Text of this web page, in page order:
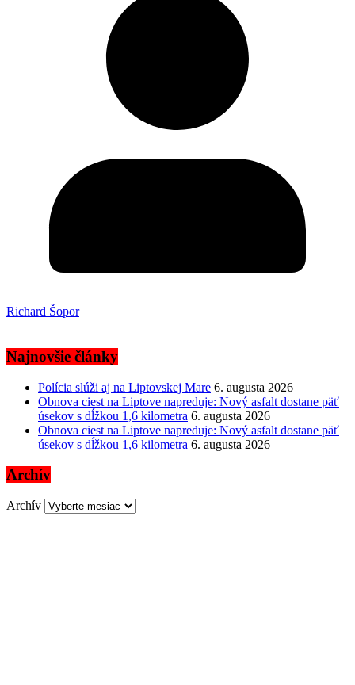
Richard Šopor
Najnovšie články
Polícia slúži aj na Liptovskej Mare 6. augusta 2026
Obnova ciest na Liptove napreduje: Nový asfalt dostane päť
úsekov s dĺžkou 1,6 kilometra 6. augusta 2026
Obnova ciest na Liptove napreduje: Nový asfalt dostane päť
úsekov s dĺžkou 1,6 kilometra 6. augusta 2026
Archív
Archív